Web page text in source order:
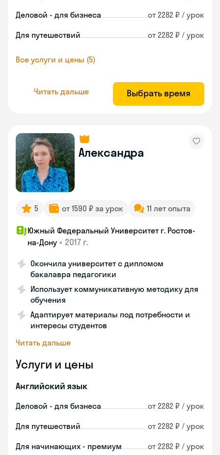
Деловой - для бизнеса от 2282 ₽ / урок
Для путешествий от 2282 ₽ / урок
Все услуги и цены (5)
Читать дальше Выбрать время
Александра
5 от 1590 ₽ за урок 11 лет опыта
Южный Федеральный Университет г. Ростов-
на-Дону • 2017 г.
Окончила университет с дипломом
бакалавра педагогики
Использует коммуникативную методику для
обучения
Адаптирует материалы под потребности и
интересы студентов
Читать дальше
Услуги и цены
Английский язык
Деловой - для бизнеса от 2282 ₽ / урок
Для путешествий от 2282 ₽ / урок
Для начинающих - премиум от 2282 ₽ / урок